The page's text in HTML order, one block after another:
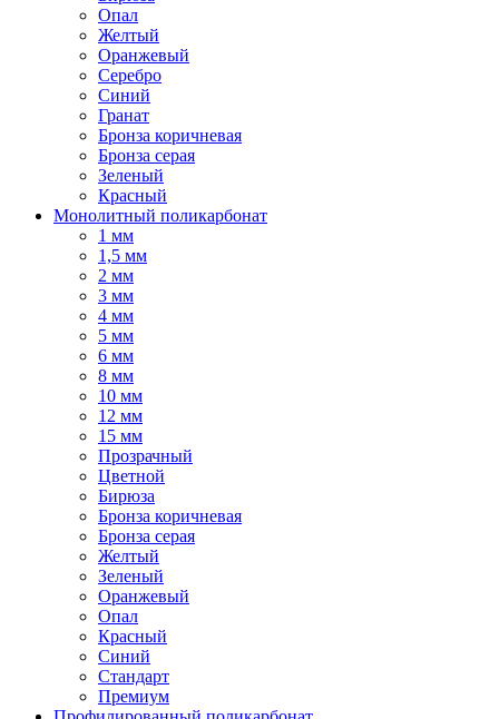
Опал
Желтый
Оранжевый
Серебро
Синий
Гранат
Бронза коричневая
Бронза серая
Зеленый
Красный
Монолитный поликарбонат
1 мм
1,5 мм
2 мм
3 мм
4 мм
5 мм
6 мм
8 мм
10 мм
12 мм
15 мм
Прозрачный
Цветной
Бирюза
Бронза коричневая
Бронза серая
Желтый
Зеленый
Оранжевый
Опал
Красный
Синий
Стандарт
Премиум